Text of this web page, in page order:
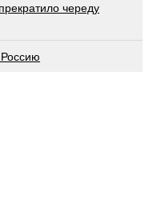
череду